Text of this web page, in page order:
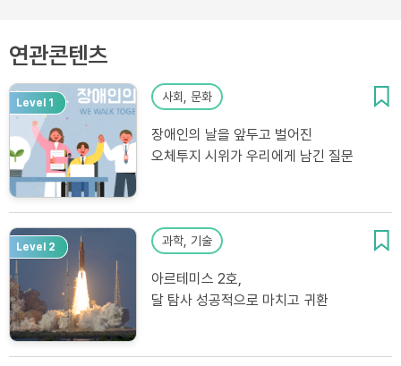
연관콘텐츠
Level 1 사회, 문화
장애인의 날을 앞두고 벌어진
오체투지 시위가 우리에게 남긴 질문
Level 2 과학, 기술
아르테미스 2호,
달 탐사 성공적으로 마치고 귀환